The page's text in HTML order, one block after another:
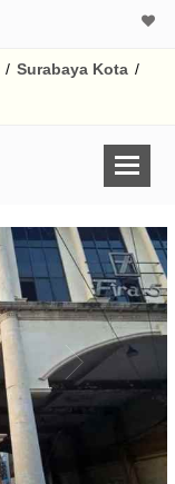
/ Surabaya Kota /
Harga Rp
% /th
Untuk hasil simulasi
pada kotak-
Simpan